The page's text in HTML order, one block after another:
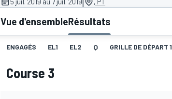
MOTOGP
Vue d'ensembleRésultats
ENGAGÉS EL1 EL2 Q GRILLE DE DÉPART 1
Course 3